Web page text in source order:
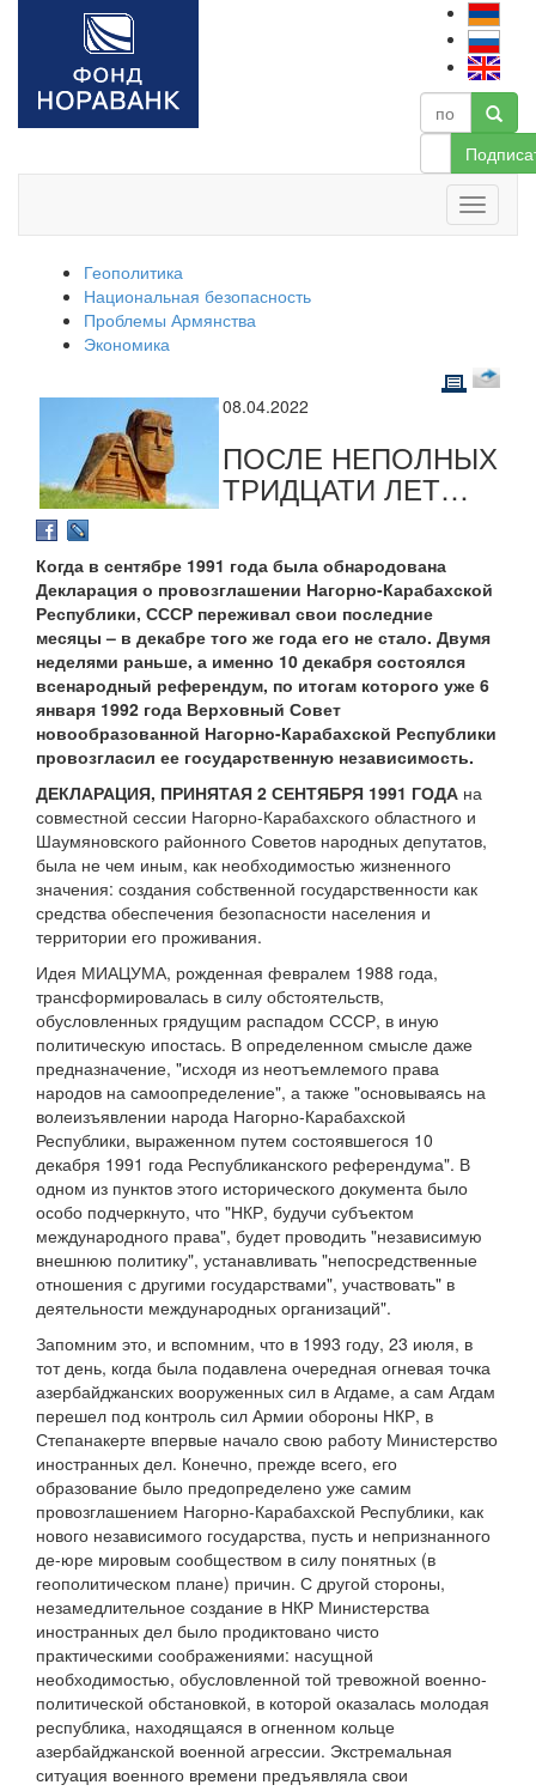
Геополитика
Национальная безопасность
Проблемы Армянства
Экономика
08.04.2022
ПОСЛЕ НЕПОЛНЫХ
ТРИДЦАТИ ЛЕТ…
Когда в сентябре 1991 года была обнародована
Декларация о провозглашении Нагорно-Карабахской
Республики, СССР переживал свои последние
месяцы – в декабре того же года его не стало. Двумя
неделями раньше, а именно 10 декабря состоялся
всенародный референдум, по итогам которого уже 6
января 1992 года Верховный Совет
новообразованной Нагорно-Карабахской Республики
провозгласил ее государственную независимость.
ДЕКЛАРАЦИЯ, ПРИНЯТАЯ 2 СЕНТЯБРЯ 1991 ГОДА на
совместной сессии Нагорно-Карабахского областного и
Шаумяновского районного Советов народных депутатов,
была не чем иным, как необходимостью жизненного
значения: создания собственной государственности как
средства обеспечения безопасности населения и
территории его проживания.
Идея МИАЦУМА, рожденная февралем 1988 года,
трансформировалась в силу обстоятельств,
обусловленных грядущим распадом СССР, в иную
политическую ипостась. В определенном смысле даже
предназначение, "исходя из неотъемлемого права
народов на самоопределение", а также "основываясь на
волеизъявлении народа Нагорно-Карабахской
Республики, выраженном путем состоявшегося 10
декабря 1991 года Республиканского референдума". В
одном из пунктов этого исторического документа было
особо подчеркнуто, что "НКР, будучи субъектом
международного права", будет проводить "независимую
внешнюю политику", устанавливать "непосредственные
отношения с другими государствами", участвовать" в
деятельности международных организаций".
Запомним это, и вспомним, что в 1993 году, 23 июля, в
тот день, когда была подавлена очередная огневая точка
азербайджанских вооруженных сил в Агдаме, а сам Агдам
перешел под контроль сил Армии обороны НКР, в
Степанакерте впервые начало свою работу Министерство
иностранных дел. Конечно, прежде всего, его
образование было предопределено уже самим
провозглашением Нагорно-Карабахской Республики, как
нового независимого государства, пусть и непризнанного
де-юре мировым сообществом в силу понятных (в
геополитическом плане) причин. С другой стороны,
незамедлительное создание в НКР Министерства
иностранных дел было продиктовано чисто
практическими соображениями: насущной
необходимостью, обусловленной той тревожной военно-
политической обстановкой, в которой оказалась молодая
республика, находящаяся в огненном кольце
азербайджанской военной агрессии. Экстремальная
ситуация военного времени предъявляла свои